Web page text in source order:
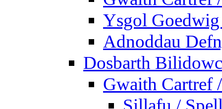
Ysgol
Adnoddau
Dosbarth
Gwaith Cartref